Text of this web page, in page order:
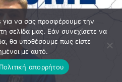
για να σας προσφέρουμε την
σελίδα μας. Εάν συνεχίσετε να
θα υποθέσουμε πως είστε
με αυτό.
Πολιτική απορρήτου